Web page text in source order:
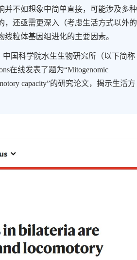
并不如想象中简单直接，可能涉及多种
，还亟需更深入（考虑生活方式以外的
粒体基因组进化的主要因素。
国科学院水生生物研究所（以下简称
在线发表了题为“Mitogenomic
capacity”的研究论文，揭示生活方